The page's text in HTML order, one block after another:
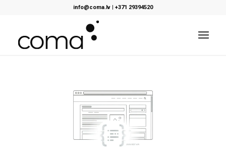
info@coma.lv| +371 29394520